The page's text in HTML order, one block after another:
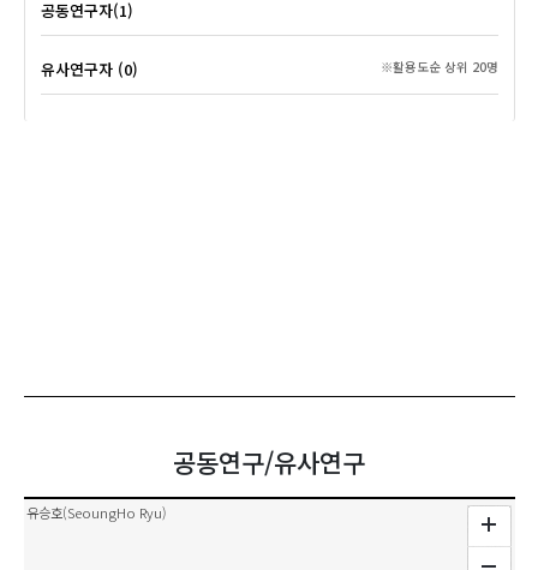
공동연구자(1)
유사연구자 (0) ※활용도순 상위 20명
공동연구/유사연구
유승호(SeoungHo Ryu)